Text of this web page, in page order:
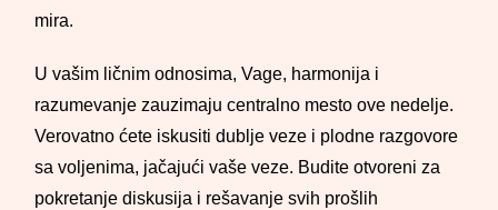
mira.
U vašim ličnim odnosima, Vage, harmonija i
razumevanje zauzimaju centralno mesto ove nedelje.
Verovatno ćete iskusiti dublje veze i plodne razgovore
sa voljenima, jačajući vaše veze. Budite otvoreni za
pokretanje diskusija i rešavanje svih prošlih